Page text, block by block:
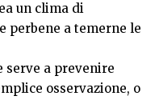
un clima di
perbene a temerne le
serve a prevenire
osservazione, o